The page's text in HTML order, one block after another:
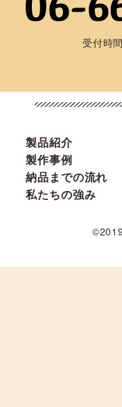
受付時
製品紹介
製作事例
納品までの流れ
私たちの強み